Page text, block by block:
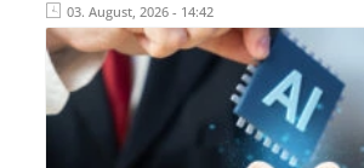
03. August, 2026 - 14:42